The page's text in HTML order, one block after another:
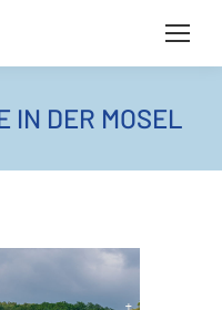
IN DER MOSEL